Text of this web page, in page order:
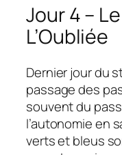
Jour 4 –
L’Oubliée
Dernier jour du
passage des
souvent du
l’autonomie en
verts et bleus